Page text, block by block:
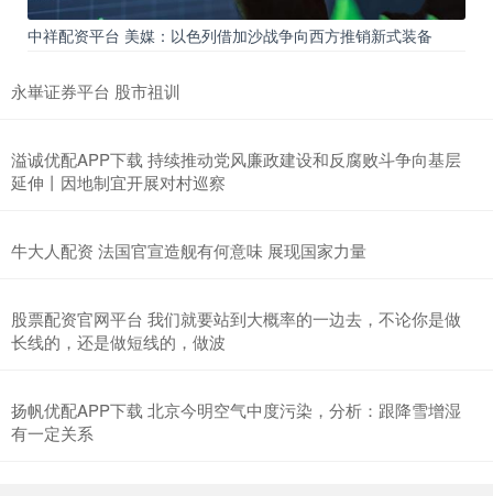
中祥配资平台 美媒：以色列借加沙战争向西方推销新式装备
永崋证券平台 股市祖训
溢诚优配APP下载 持续推动党风廉政建设和反腐败斗争向基层
延伸丨因地制宜开展对村巡察
牛大人配资 法国官宣造舰有何意味 展现国家力量
股票配资官网平台 我们就要站到大概率的一边去，不论你是做
长线的，还是做短线的，做波
扬帆优配APP下载 北京今明空气中度污染，分析：跟降雪增湿
有一定关系